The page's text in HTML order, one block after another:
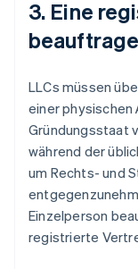
3. Eine
LLCs müssen
einer physischen
Gründungsstaat
während der
um Rechts- und
Einzelperson
registrierte